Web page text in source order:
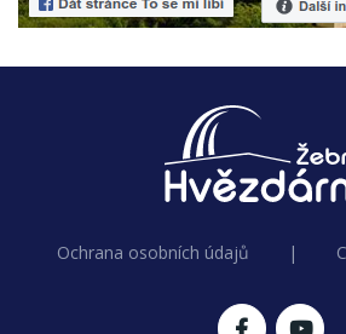
Ochrana osobních údajů |